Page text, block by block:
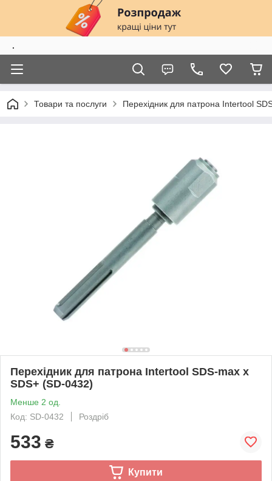
.
Товари та послуги Перехідник для патрона Intertool
Перехідник для патрона Intertool SDS-max x
SDS+ (SD-0432)
Менше 2 од.
Код: SD-0432
Роздріб
533 ₴
Купити